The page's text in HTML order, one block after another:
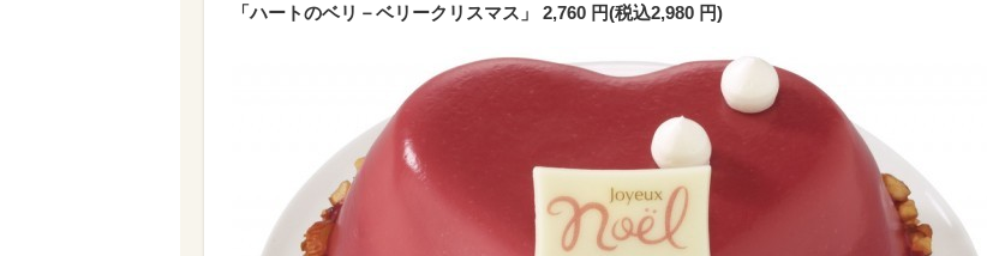
「ハートのベリ－ベリークリスマス」 2,760 円(税込2,980 円)